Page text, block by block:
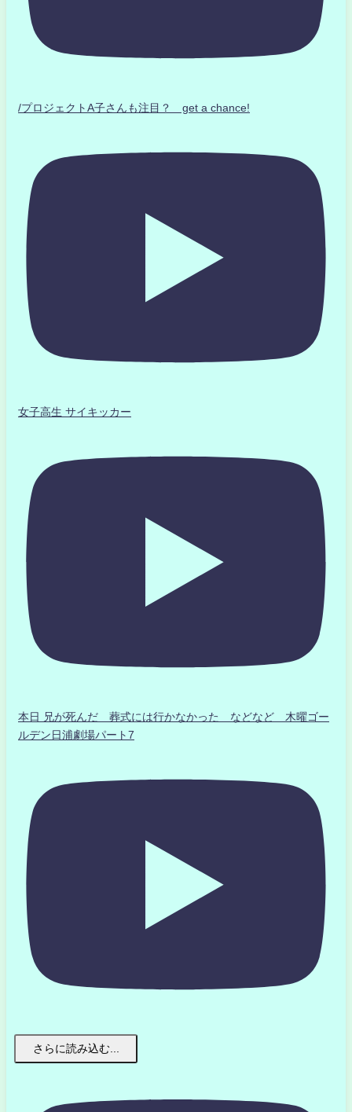
/プロジェクトA子さんも注目？ get a chance!
女子高生 サイキッカー
本日 兄が死んだ 葬式には行かなかった などなど 木曜ゴー
ルデン日浦劇場パート7
さらに読み込む...